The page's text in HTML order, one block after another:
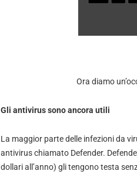
Ora diamo
Gli antivirus sono ancora utili
La maggior parte delle infezioni da
antivirus chiamato Defender.
dollari all’anno) gli tengono testa